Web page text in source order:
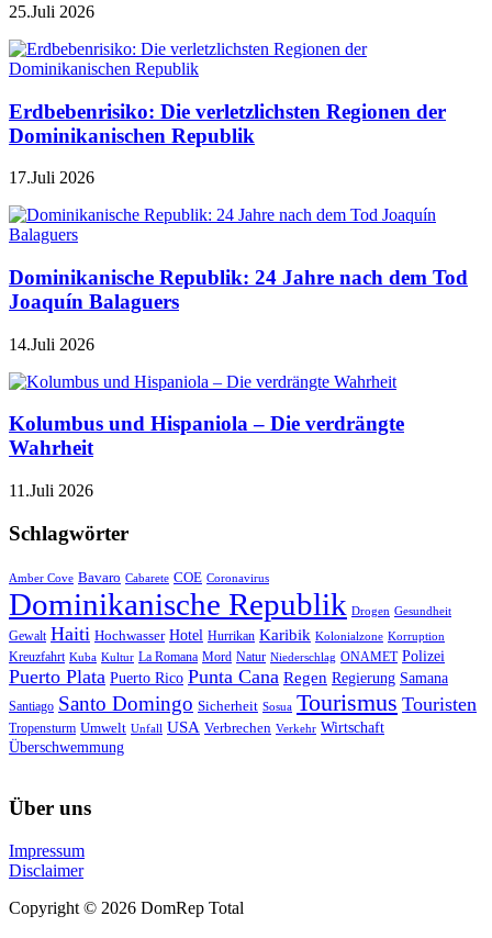
25.Juli 2026
Erdbebenrisiko: Die verletzlichsten Regionen der
Dominikanischen Republik
17.Juli 2026
Dominikanische Republik: 24 Jahre nach dem Tod
Joaquín Balaguers
14.Juli 2026
Kolumbus und Hispaniola – Die verdrängte
Wahrheit
11.Juli 2026
Schlagwörter
Amber Cove Bavaro Cabarete COE Coronavirus
Dominikanische Republik Drogen Gesundheit
Gewalt Haiti Hochwasser Hotel Hurrikan Karibik Kolonialzone Korruption
Kreuzfahrt Kuba Kultur La Romana Mord Natur Niederschlag ONAMET Polizei
Puerto Plata Puerto Rico Punta Cana Regen Regierung Samana
Santiago Santo Domingo Sicherheit Sosua Tourismus Touristen
Tropensturm Umwelt Unfall USA Verbrechen Verkehr Wirtschaft
Überschwemmung
Über uns
Impressum
Disclaimer
Copyright © 2026 DomRep Total